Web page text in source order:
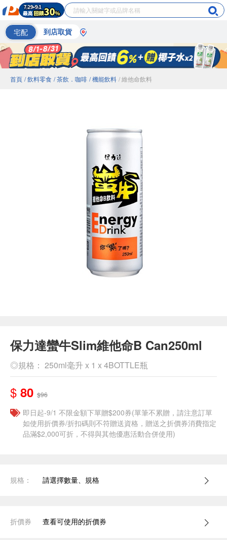
宅配 到店取貨
首頁 / 飲料零食 / 茶飲．咖啡 / 機能飲料 / 維他命飲料
保力達蠻牛Slim維他命B Can250ml
◎規格： 250ml毫升 x 1 x 4BOTTLE瓶
$ 80 $96
即日起-9/1 不限金額下單贈$200券(單筆不累贈，請注意訂單
如使用折價券/折扣碼則不符贈送資格，贈送之折價券消費指定
品滿$2,000可折，不得與其他優惠活動合併使用)
規格： 請選擇數量、規格
折價券 查看可使用的折價券